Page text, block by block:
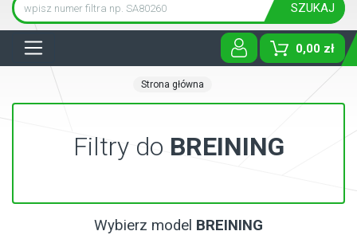
SZUKAJ
0,00 zł
Strona główna
Filtry do BREINING
Wybierz model BREINING